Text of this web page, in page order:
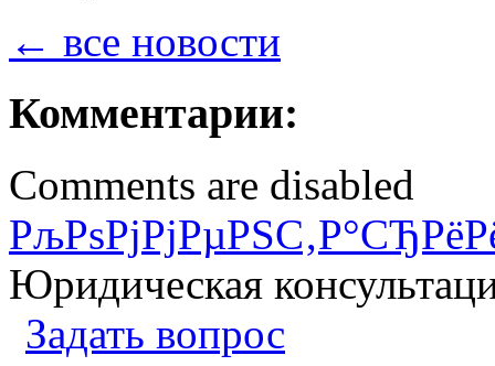
← все новости
Комментарии:
Comments are disabled
Юридическая
Задать вопрос